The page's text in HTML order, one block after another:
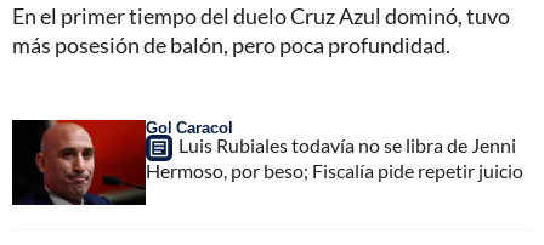
En el primer tiempo del duelo Cruz Azul dominó, tuvo
más posesión de balón, pero poca profundidad.
Gol Caracol
Luis Rubiales todavía no se libra de Jenni
Hermoso, por beso; Fiscalía pide repetir juicio